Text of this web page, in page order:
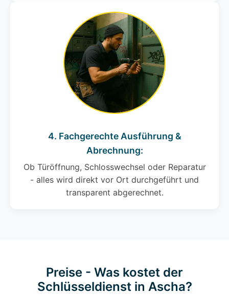
4. Fachgerechte Ausführung &
Abrechnung:
Ob Türöffnung, Schlosswechsel oder Reparatur
- alles wird direkt vor Ort durchgeführt und
transparent abgerechnet.
Preise - Was kostet der
Schlüsseldienst in Ascha?